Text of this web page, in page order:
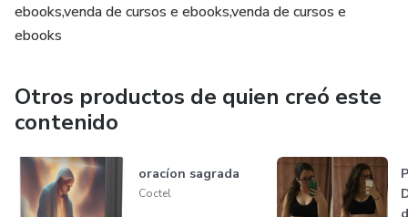
ebooks,venda de cursos e ebooks,venda de cursos e
ebooks
Otros productos de quien creó este
contenido
oracíon sagrada
Coctel